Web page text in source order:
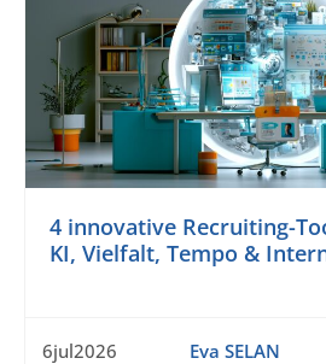
4 innovative Recruiting-
KI, Vielfalt, Tempo &
6jul2026 Eva SELAN